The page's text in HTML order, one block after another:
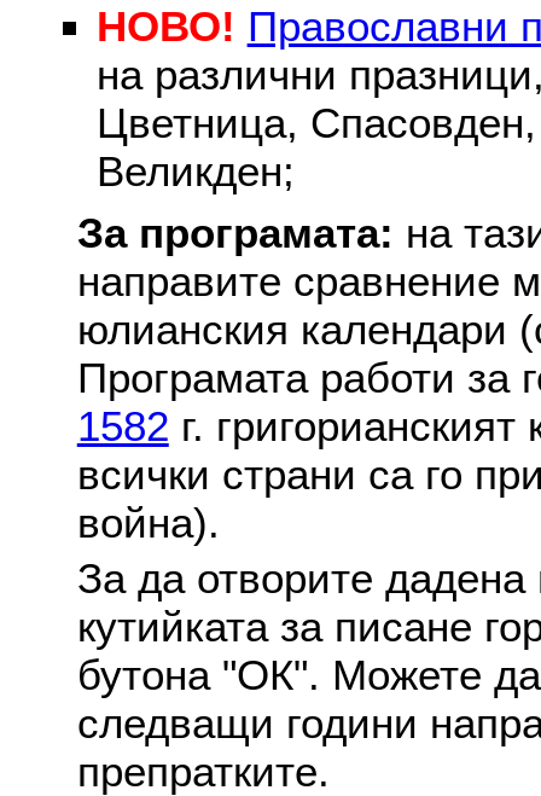
НОВО! Православни
на различни
Цветница, Спасовден,
Великден;
За програмата: на
направите сравнение
юлианския календари
Програмата работи за
1582 г.
всички страни са го
война).
За да отворите
кутийката за писане
бутона "ОК". Можете
следващи години
препратките.